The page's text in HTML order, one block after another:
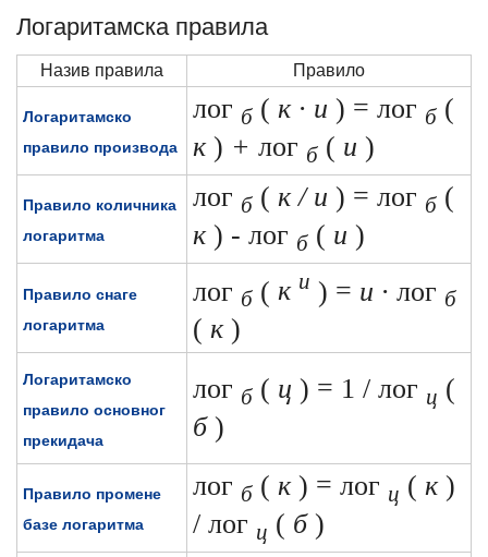
Логаритамска правила
Назив правила Правило
Логаритамско
правило производа
лог б ( к ∙ и ) = лог б (
к) + лог б ( и )
Правило количника
логаритма
лог б ( к / и ) = лог б (
к) - лог б ( и )
Правило снаге
логаритма
лог б ( к и ) = и ∙ лог б
( к)
Логаритамско
правило основног
прекидача
лог б ( ц ) = 1 / лог ц (
б)
Правило промене
базе логаритма
лог б ( к) = лог ц ( к)
/ лог ц ( б)